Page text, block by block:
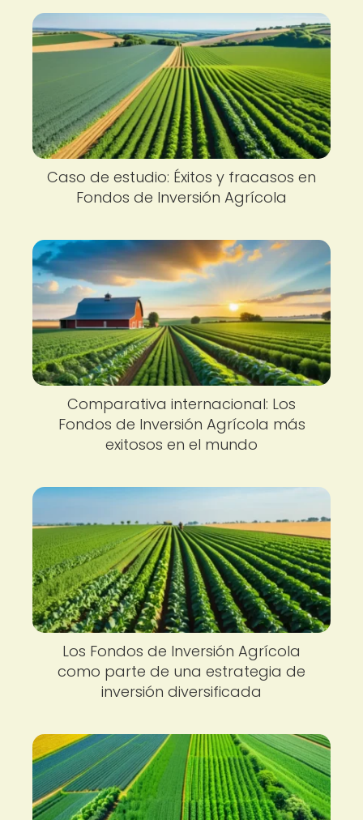
Caso de estudio: Éxitos y fracasos en
Fondos de Inversión Agrícola
Comparativa internacional: Los
Fondos de Inversión Agrícola más
exitosos en el mundo
Los Fondos de Inversión Agrícola
como parte de una estrategia de
inversión diversificada